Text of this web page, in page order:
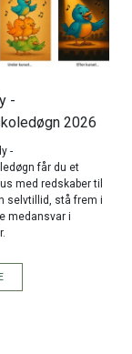
-
2026
-
får du et
med redskaber til
selvtillid, stå frem i
medansvar i